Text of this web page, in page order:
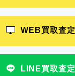
WEB買取査定
LINE買取査定